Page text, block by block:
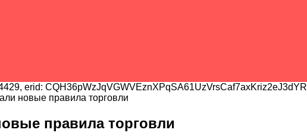
, erid: CQH36pWzJqVGWVEznXPqSA61UzVrsCaf7axKriz2eJ3dYR
новые правила торговли
правила торговли